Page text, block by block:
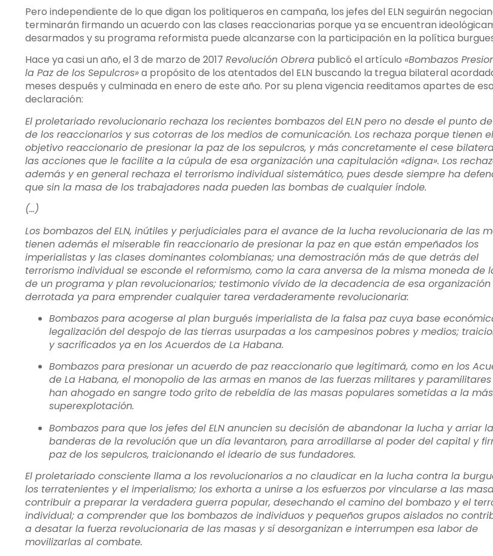
Pero independiente de lo que digan los politiqueros en campaña, los jefes del ELN seguirán
terminarán firmando un acuerdo con las clases reaccionarias porque ya se encuentran
desarmados y su programa reformista puede alcanzarse con la participación en la política
Hace ya casi un año, el 3 de marzo de 2017 Revolución Obrera publicó el artículo «Bombazos
la Paz de los Sepulcros»a propósito de los atentados del ELN buscando la tregua bilateral
meses después y culminada en enero de este año. Por su plena vigencia reeditamos apartes de esa
declaración:
El proletariado revolucionario rechaza los recientes bombazos del ELN pero no desde el punto
de los reaccionarios y sus cotorras de los medios de comunicación. Los rechaza porque tienen el
objetivo reaccionario de presionar la paz de los sepulcros, y más concretamente el cese
las acciones que le facilite a la cúpula de esa organización una capitulación «digna». Los
además y en general rechaza el terrorismo individual sistemático, pues desde siempre ha
que sin la masa de los trabajadores nada pueden las bombas de cualquier índole.
(…)
Los bombazos del ELN, inútiles y perjudiciales para el avance de la lucha revolucionaria de las
tienen además el miserable fin reaccionario de presionar la paz en que están empeñados los
imperialistas y las clases dominantes colombianas; una demostración más de que detrás del
terrorismo individual se esconde el reformismo, como la cara anversa de la misma moneda de
de un programa y plan revolucionarios; testimonio vívido de la decadencia de esa organización
derrotada ya para emprender cualquier tarea verdaderamente revolucionaria:
Bombazos para acogerse al plan burgués imperialista de la falsa paz cuya base
legalización del despojo de las tierras usurpadas a los campesinos pobres y medios;
y sacrificados ya en los Acuerdos de La Habana.
Bombazos para presionar un acuerdo de paz reaccionario que legitimará, como en los
de La Habana, el monopolio de las armas en manos de las fuerzas militares y
han ahogado en sangre todo grito de rebeldía de las masas populares sometidas a la
superexplotación.
Bombazos para que los jefes del ELN anuncien su decisión de abandonar la lucha y arriar
banderas de la revolución que un día levantaron, para arrodillarse al poder del capital y
paz de los sepulcros, traicionando el ideario de sus fundadores.
El proletariado consciente llama a los revolucionarios a no claudicar en la lucha contra la
los terratenientes y el imperialismo; los exhorta a unirse a los esfuerzos por vincularse a las
contribuir a preparar la verdadera guerra popular, desechando el camino del bombazo y el
individual; a comprender que los bombazos de individuos y pequeños grupos aislados no
a desatar la fuerza revolucionaria de las masas y sí desorganizan e interrumpen esa labor de
movilizarlas al combate.